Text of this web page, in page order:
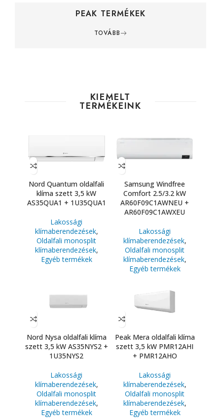
PEAK TERMÉKEK
TOVÁBB
KIEMELT
TERMÉKEINK
Nord Quantum oldalfali
klíma szett 3,5 kW
AS35QUA1 + 1U35QUA1
Lakossági
klímaberendezések,
Oldalfali monosplit
klímaberendezések,
Egyéb termékek
Samsung Windfree
Comfort 2.5/3.2 kW
AR60F09C1AWNEU +
AR60F09C1AWXEU
Lakossági
klímaberendezések,
Oldalfali monosplit
klímaberendezések,
Egyéb termékek
Nord Nysa oldalfali klíma
szett 3,5 kW AS35NYS2 +
1U35NYS2
Lakossági
klímaberendezések,
Oldalfali monosplit
klímaberendezések,
Egyéb termékek
Peak Mera oldalfali klíma
szett 3,5 kW PMR12AHI
+ PMR12AHO
Lakossági
klímaberendezések,
Oldalfali monosplit
klímaberendezések,
Egyéb termékek